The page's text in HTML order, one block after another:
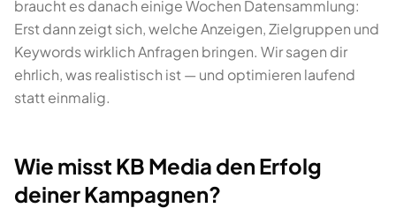
braucht es danach einige Wochen Datensammlung:
Erst dann zeigt sich, welche Anzeigen, Zielgruppen und
Keywords wirklich Anfragen bringen. Wir sagen dir
ehrlich, was realistisch ist — und optimieren laufend
statt einmalig.
Wie misst KB Media den Erfolg
deiner Kampagnen?